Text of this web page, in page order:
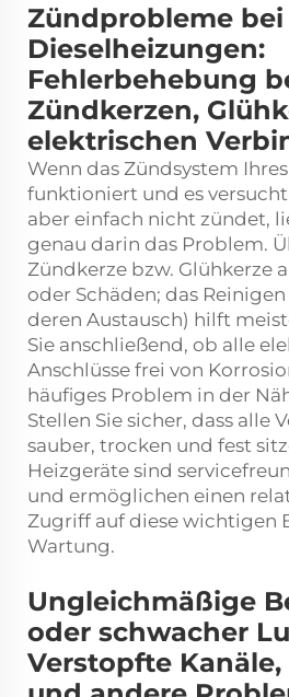
Zündprobleme bei
Dieselheizungen:
Fehlerbehebung
Zündkerzen,
elektrischen
Wenn das Zündsystem
funktioniert und es
aber einfach nicht zündet,
genau darin das Problem.
Zündkerze bzw. Glühkerze
oder Schäden; das
deren Austausch) hilft
Sie anschließend, ob alle
Anschlüsse frei von
häufiges Problem in der
Stellen Sie sicher, dass alle
sauber, trocken und fest
Heizgeräte sind
und ermöglichen einen
Zugriff auf diese wichtigen
Wartung.
Ungleichmäßige
oder schwacher
Verstopfte